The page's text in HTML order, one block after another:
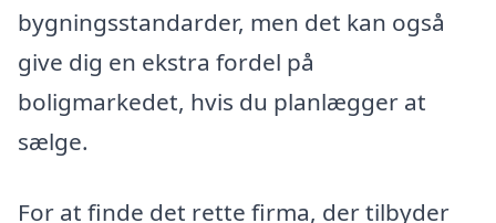
bygningsstandarder, men det kan også
give dig en ekstra fordel på
boligmarkedet, hvis du planlægger at
sælge.
For at finde det rette firma, der tilbyder